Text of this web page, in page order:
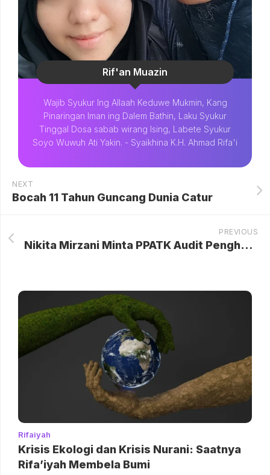
Rif'an Muazin
Wajib Syukur Ing Allaah Keduwe Mukmin, Kang
Pinaringan Iman ing Dalem Bathin, Laku Syukur
Tinggal Dosa sabab wirang Ising, Labete Syukur
Soyo Wuwuh Ati Yakin. - Syaikhina K.H. Ahmad Rifa'i
NEXT
Bocah 11 Tahun Guncang Dunia Catur
PREVIOUS
Nikita Mirzani Minta PPATK Audit Penghasilan Reza Gladys Rp 6,7 M per Bulan
Rifaiyah
Krisis Ekologi dan Krisis Nurani: Saatnya
Rifa’iyah Membela Bumi